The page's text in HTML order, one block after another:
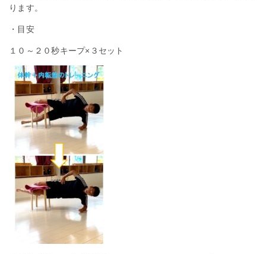
ります。
・目安
１０～２０秒キープ×３セット